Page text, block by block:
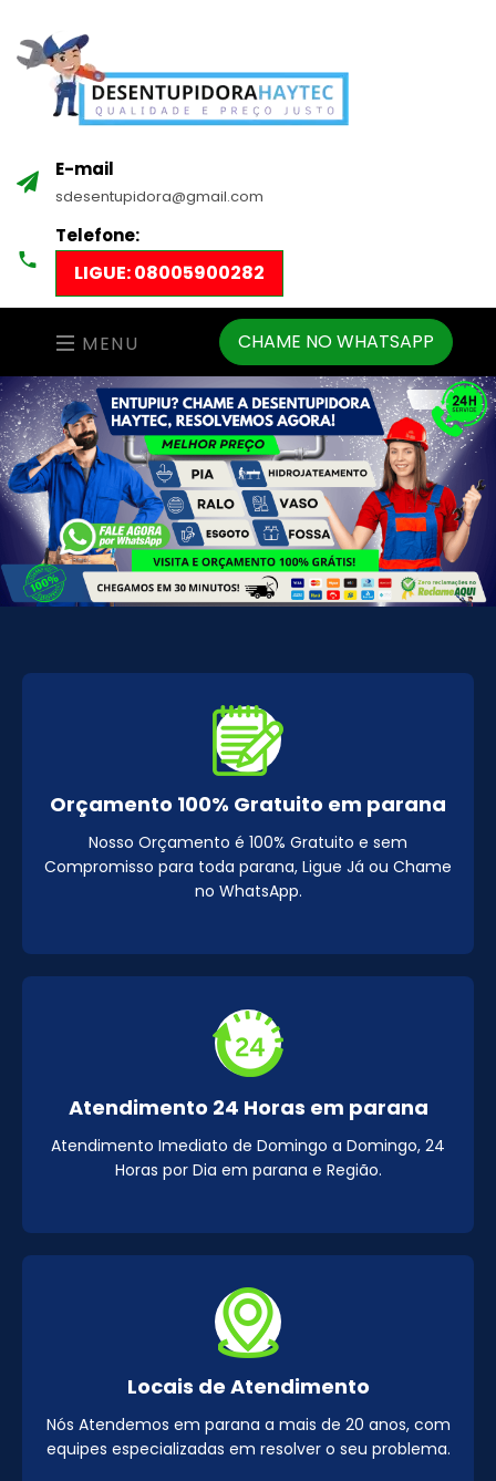
E-mail
sdesentupidora@gmail.com
Telefone:
LIGUE: 08005900282
MENU CHAME NO WHATSAPP
Orçamento 100% Gratuito em parana
Nosso Orçamento é 100% Gratuito e sem
Compromisso para toda parana, Ligue Já ou Chame
no WhatsApp.
Atendimento 24 Horas em parana
Atendimento Imediato de Domingo a Domingo, 24
Horas por Dia em parana e Região.
Locais de Atendimento
Nós Atendemos em parana a mais de 20 anos, com
equipes especializadas em resolver o seu problema.